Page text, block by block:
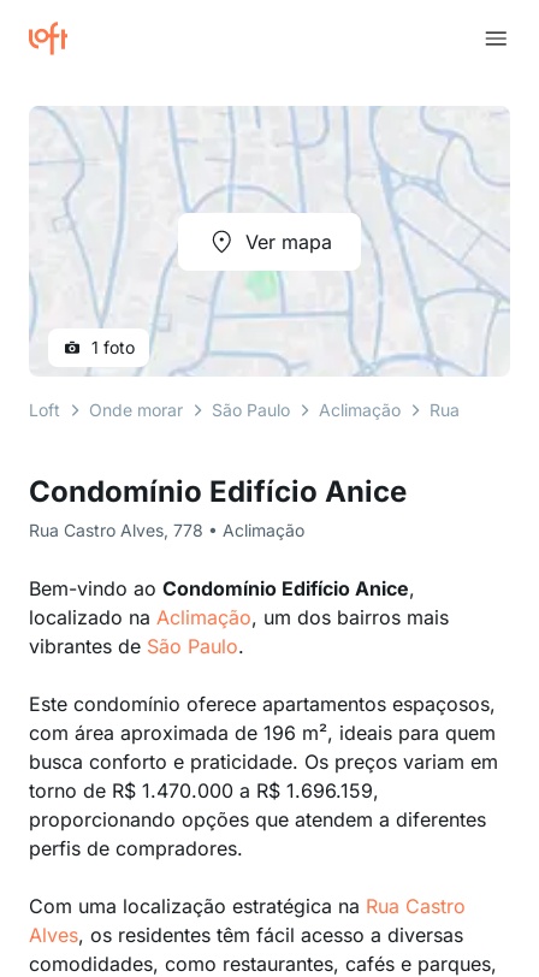
Condomínio Edifício Anice
Rua Castro Alves, 778 • Aclimação
Bem-vindo ao Condomínio Edifício Anice,
localizado na Aclimação, um dos bairros mais
vibrantes de São Paulo.
Este condomínio oferece apartamentos espaçosos,
com área aproximada de 196 m², ideais para quem
busca conforto e praticidade. Os preços variam em
torno de R$ 1.470.000 a R$ 1.696.159,
proporcionando opções que atendem a diferentes
perfis de compradores.
Com uma localização estratégica na Rua Castro
Alves, os residentes têm fácil acesso a diversas
comodidades, como restaurantes, cafés e parques,
Ver mapa
1 foto
Loft Onde morar São Paulo Aclimação Rua Castro